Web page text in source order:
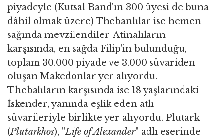
piyadeyle (Kutsal Band'ın 300 üyesi de buna
dâhil olmak üzere) Thebanlılar ise hemen
sağında mevzilendiler. Atinalıların
karşısında, en sağda Filip'in bulunduğu,
toplam 30.000 piyade ve 3.000 süvariden
oluşan Makedonlar yer alıyordu.
Thebalıların karşısında ise 18 yaşlarındaki
İskender, yanında eşlik eden atlı
süvarileriyle birlikte yer alıyordu. Plutark
(Plutarkhos), "Life of Alexander" adlı eserinde